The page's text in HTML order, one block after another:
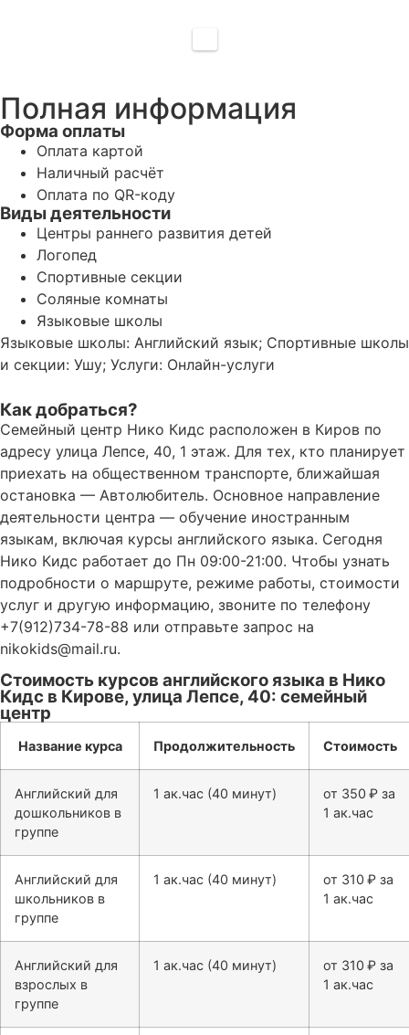
Полная информация
Форма оплаты
Оплата картой
Наличный расчёт
Оплата по QR-коду
Виды деятельности
Центры раннего развития детей
Логопед
Спортивные секции
Соляные комнаты
Языковые школы
Языковые школы: Английский язык; Спортивные школы
и секции: Ушу; Услуги: Онлайн-услуги
Как добраться?
Семейный центр Нико Кидс расположен в Киров по
адресу улица Лепсе, 40, 1 этаж. Для тех, кто планирует
приехать на общественном транспорте, ближайшая
остановка — Автолюбитель. Основное направление
деятельности центра — обучение иностранным
языкам, включая курсы английского языка. Сегодня
Нико Кидс работает до Пн 09:00-21:00. Чтобы узнать
подробности о маршруте, режиме работы, стоимости
услуг и другую информацию, звоните по телефону
+7(912)734-78-88 или отправьте запрос на
nikokids@mail.ru.
Стоимость курсов английского языка в Нико
Кидс в Кирове, улица Лепсе, 40: семейный
центр
Название курса Продолжительность Стоимость
Английский для
дошкольников в
группе
1 ак.час (40 минут)
от 350 ₽ за
1 ак.час
Английский для
школьников в
группе
1 ак.час (40 минут)
от 310 ₽ за
1 ак.час
Английский для
взрослых в
группе
1 ак.час (40 минут)
от 310 ₽ за
1 ак.час